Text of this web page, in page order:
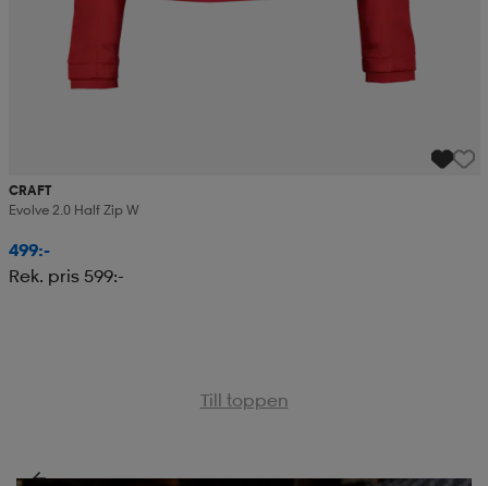
CRAFT
Evolve 2.0 Half Zip W
499:-
Rek. pris 599:-
Till toppen